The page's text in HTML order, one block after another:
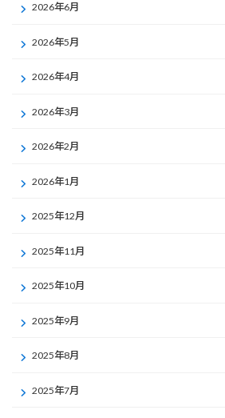
2026年6月
2026年5月
2026年4月
2026年3月
2026年2月
2026年1月
2025年12月
2025年11月
2025年10月
2025年9月
2025年8月
2025年7月